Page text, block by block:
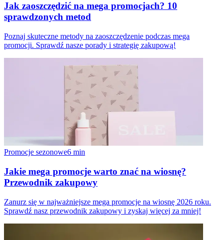
Jak zaoszczędzić na mega promocjach? 10
sprawdzonych metod
Poznaj skuteczne metody na zaoszczędzenie podczas mega
promocji. Sprawdź nasze porady i strategię zakupową!
Promocje sezonowe6 min
Jakie mega promocje warto znać na wiosnę?
Przewodnik zakupowy
Zanurz się w najważniejsze mega promocje na wiosnę 2026 roku.
Sprawdź nasz przewodnik zakupowy i zyskaj więcej za mniej!